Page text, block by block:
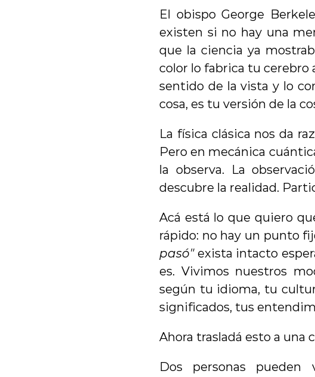
El obispo George
existen si no hay una
que la ciencia ya
color lo fabrica tu cerebro
sentido de la vista y lo
cosa, es tu versión de la
La física clásica nos da
Pero en mecánica
la observa. La
descubre la realidad.
Acá está lo que quiero
rápido: no hay un punto
pasó" exista intacto
es. Vivimos nuestros
según tu idioma, tu
significados, tus
Ahora trasladá esto a una
Dos personas pueden